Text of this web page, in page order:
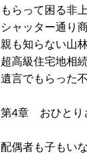
もらって困る非
シャッター通り
親も知らない山
超高級住宅地相
遺言でもらった
第4章 おひとり
配偶者も子もい